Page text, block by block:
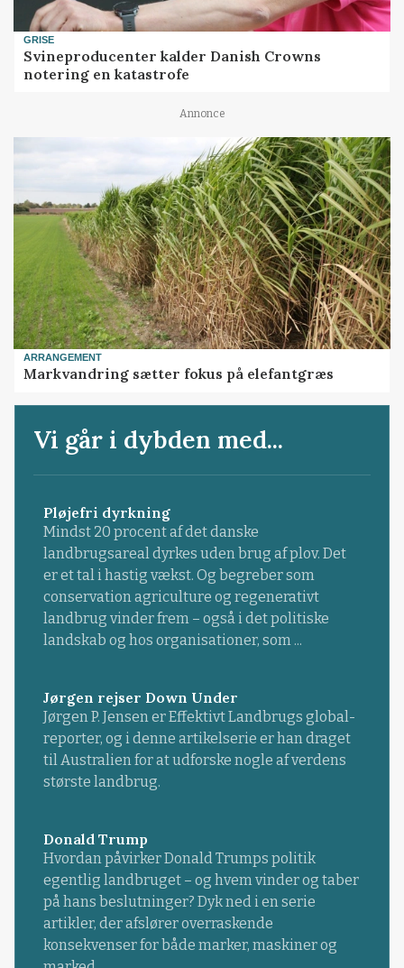
GRISE
Svineproducenter kalder Danish Crowns
notering en katastrofe
Annonce
ARRANGEMENT
Markvandring sætter fokus på elefantgræs
Vi går i dybden med...
Pløjefri dyrkning
Mindst 20 procent af det danske
landbrugsareal dyrkes uden brug af plov. Det
er et tal i hastig vækst. Og begreber som
conservation agriculture og regenerativt
landbrug vinder frem – også i det politiske
landskab og hos organisationer, som ...
Jørgen rejser Down Under
Jørgen P. Jensen er Effektivt Landbrugs global-
reporter, og i denne artikelserie er han draget
til Australien for at udforske nogle af verdens
største landbrug.
Donald Trump
Hvordan påvirker Donald Trumps politik
egentlig landbruget – og hvem vinder og taber
på hans beslutninger? Dyk ned i en serie
artikler, der afslører overraskende
konsekvenser for både marker, maskiner og